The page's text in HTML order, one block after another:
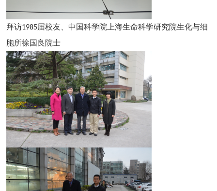
拜访1985届校友、中国科学院上海生命科学研究院生化与细
胞所徐国良院士